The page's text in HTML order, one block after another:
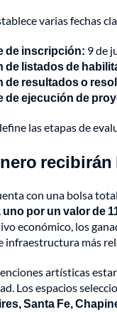
varias fechas
de inscripción: 9 de
de listados de
de resultados o
de ejecución de
las etapas de
con una bolsa
uno por un valor de
económico, los
infraestructura más
artísticas
Los espacios
Santa Fe,